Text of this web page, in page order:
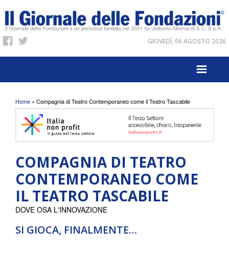
GIOVEDÌ, 06 AGOSTO 2026
Tu sei qui
Home » Compagnia di Teatro Contemporaneo come il Teatro Tascabile
COMPAGNIA DI TEATRO
CONTEMPORANEO COME
IL TEATRO TASCABILE
SI GIOCA, FINALMENTE…
DOVE OSA L'INNOVAZIONE